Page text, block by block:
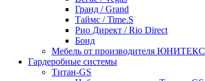
Гранд / Grand
Таймс / Time.S
Рио Директ / Rio Direct
Бонд
Мебель от производителя ЮНИТЕКС
Гардеробные системы
Титан-GS